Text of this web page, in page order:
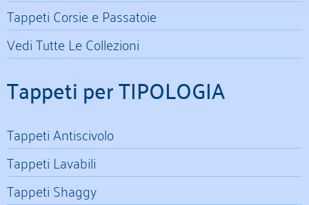
Tappeti Corsie e Passatoie
Vedi Tutte Le Collezioni
Tappeti per TIPOLOGIA
Tappeti Antiscivolo
Tappeti Lavabili
Tappeti Shaggy